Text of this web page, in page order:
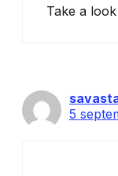
Take a
5